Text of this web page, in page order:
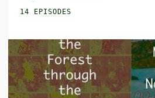
14 EPISODES